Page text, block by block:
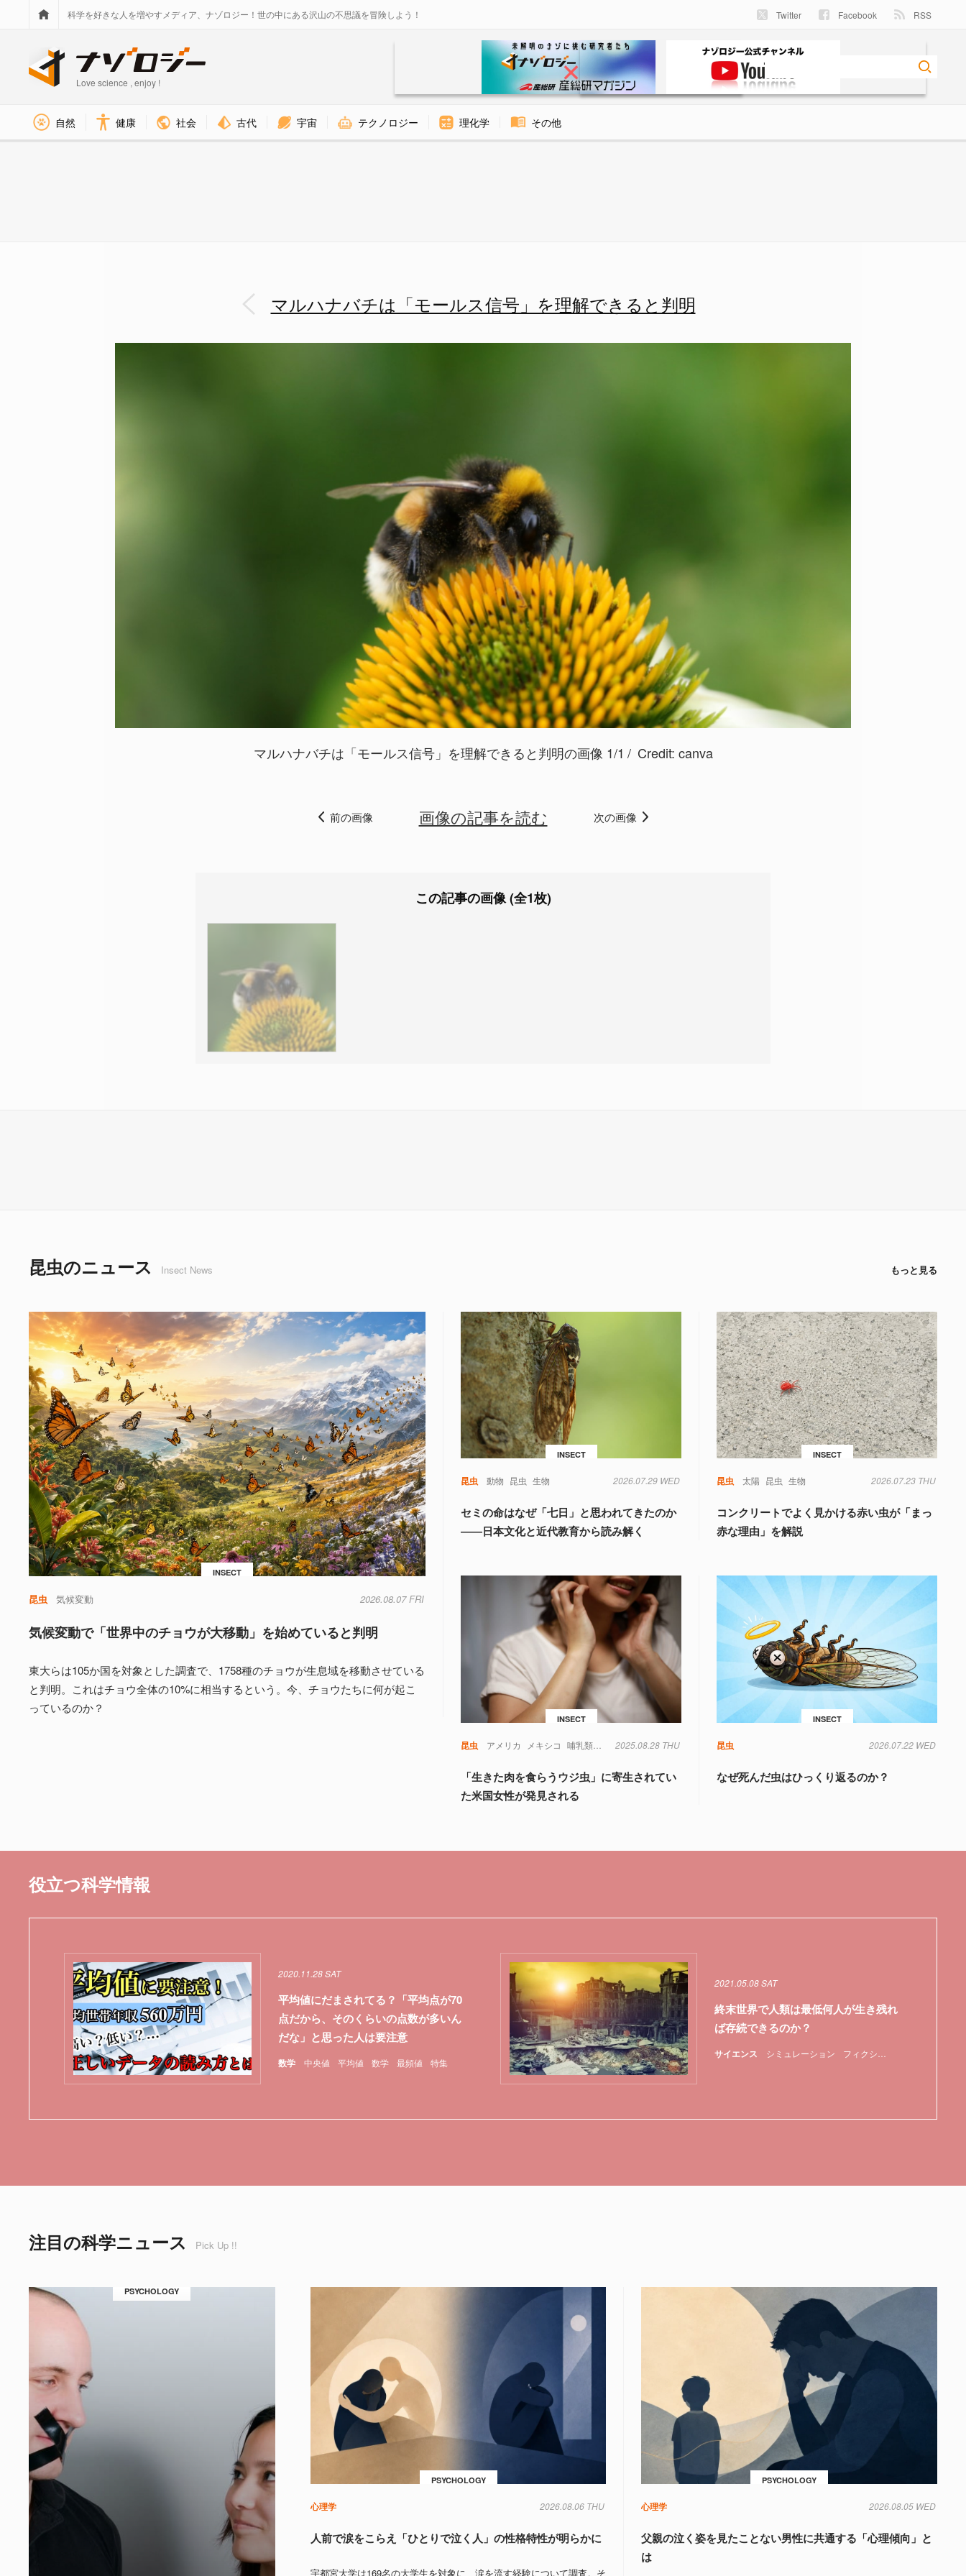
科学を好きな人を増やすメディア、ナゾロジー！世の中にある沢山の不思議を冒険しよう！ Twitter Facebook RSS
Love science , enjoy !
自然 健康 社会 古代 宇宙 テクノロジー 理化学 その他
マルハナバチは「モールス信号」を理解できると判明
マルハナバチは「モールス信号」を理解できると判明の画像 1/1 Credit: canva
前の画像 画像の記事を読む 次の画像
この記事の画像 (全1枚)
昆虫のニュース Insect News もっと見る
INSECT
昆虫 気候変動 2026.08.07 FRI
気候変動で「世界中のチョウが大移動」を始めていると判明
東大らは105か国を対象とした調査で、1758種のチョウが生息域を移動させている
と判明。これはチョウ全体の10%に相当するという。今、チョウたちに何が起こ
っているのか？
INSECT
昆虫 動物 昆虫 生物 2026.07.29 WED
セミの命はなぜ「七日」と思われてきたのか
――日本文化と近代教育から読み解く
INSECT
昆虫 太陽 昆虫 生物 2026.07.23 THU
コンクリートでよく見かける赤い虫が「まっ
赤な理由」を解説
INSECT
昆虫 アメリカ メキシコ 哺乳類 寄生虫 虫
2025.08.28 THU
「生きた肉を食らうウジ虫」に寄生されてい
た米国女性が発見される
INSECT
昆虫 2026.07.22 WED
なぜ死んだ虫はひっくり返るのか？
役立つ科学情報
数学 中央値 平均値 数学 最頻値 特集
2020.11.28 SAT
平均値にだまされてる？「平均点が70
点だから、そのくらいの点数が多いん
だな」と思った人は要注意
サイエンス シミュレーション フィクション
2021.05.08 SAT
終末世界で人類は最低何人が生き残れ
ば存続できるのか？
注目の科学ニュース Pick Up !!
PSYCHOLOGY
PSYCHOLOGY
心理学 2026.08.06 THU
人前で涙をこらえ「ひとりで泣く人」の性格特性が明らかに
宇都宮大学は169名の大学生を対象に、涙を流す経験について調査。そ
PSYCHOLOGY
心理学 2026.08.05 WED
父親の泣く姿を見たことない男性に共通する「心理傾向」と
は